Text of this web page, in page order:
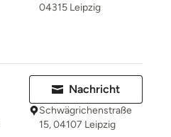
04315 Leipzig
Nachricht
Schwägrichenstraße
15, 04107 Leipzig